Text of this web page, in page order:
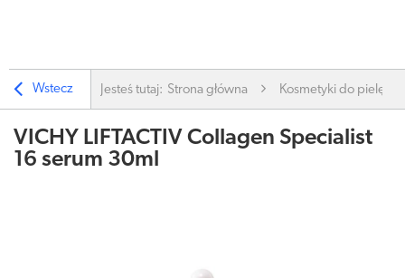
Wstecz Jesteś tutaj: Strona główna Kosmetyki do
VICHY LIFTACTIV Collagen Specialist
16 serum 30ml